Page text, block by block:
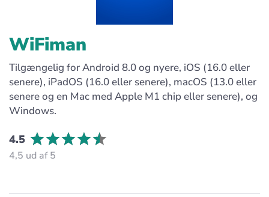
WiFiman
Tilgængelig for Android 8.0 og nyere, iOS (16.0 eller
senere), iPadOS (16.0 eller senere), macOS (13.0 eller
senere og en Mac med Apple M1 chip eller senere), og
Windows.
4.5
4,5 ud af 5